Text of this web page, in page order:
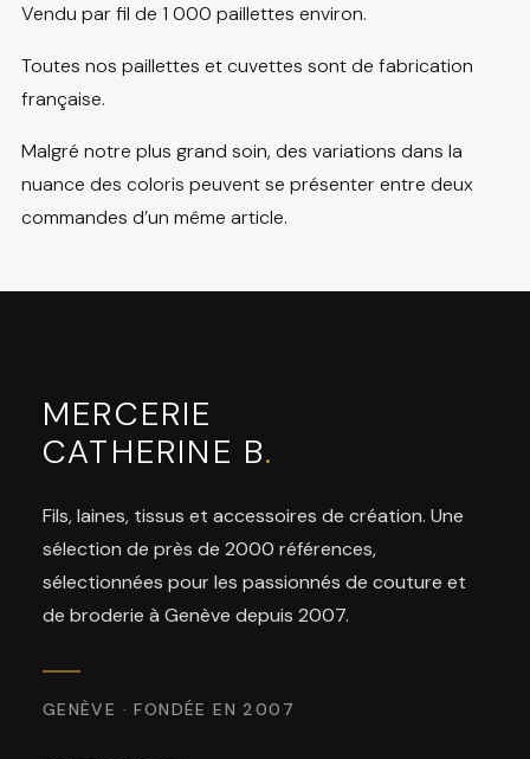
Vendu par fil de 1 000 paillettes environ.
Toutes nos paillettes et cuvettes sont de fabrication
française.
Malgré notre plus grand soin, des variations dans la
nuance des coloris peuvent se présenter entre deux
commandes d’un même article.
MERCERIE
CATHERINE B.
Fils, laines, tissus et accessoires de création. Une
sélection de près de 2000 références,
sélectionnées pour les passionnés de couture et
de broderie à Genève depuis 2007.
GENÈVE · FONDÉE EN 2007